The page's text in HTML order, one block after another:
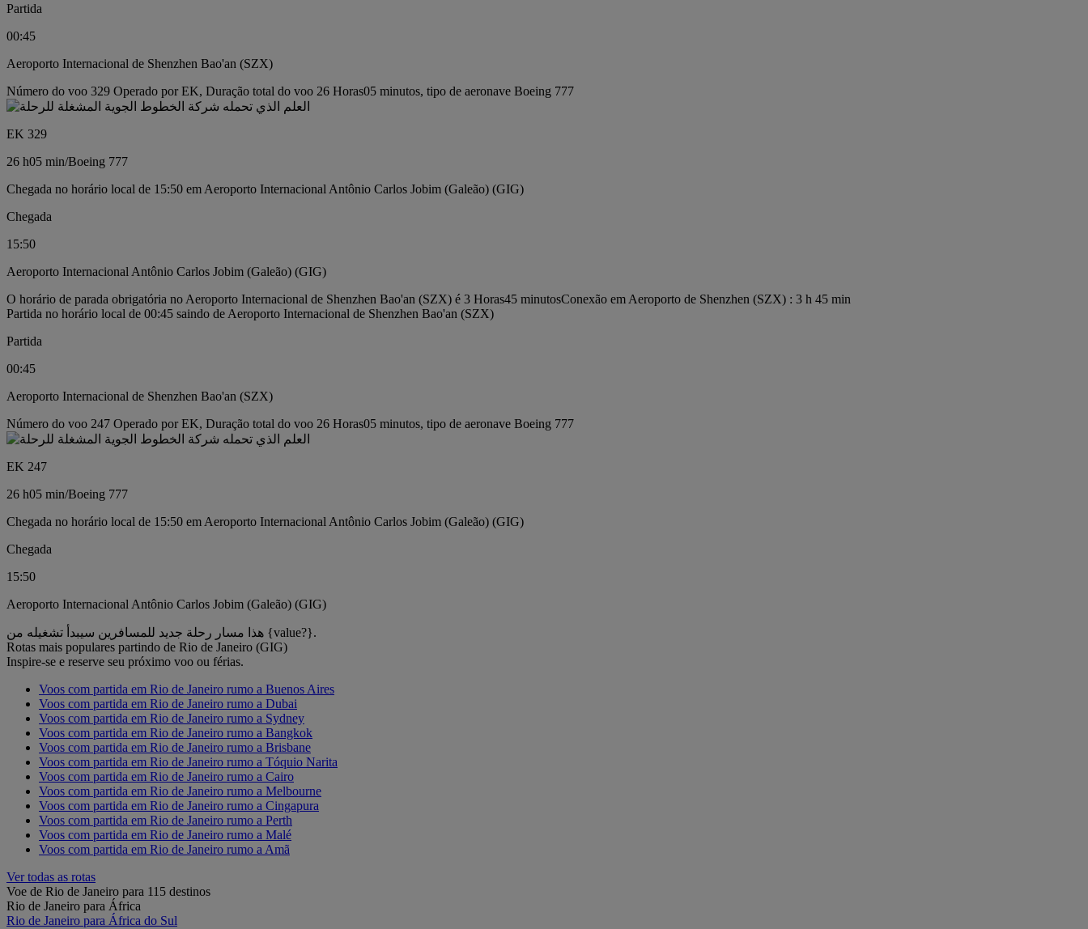
Partida
00:45
Aeroporto Internacional de Shenzhen Bao'an (SZX)
Número do voo 329 Operado por EK, Duração total do voo 26 Horas05 minutos, tipo de aeronave Boeing 777
EK 329
26 h05 min/Boeing 777
Chegada no horário local de 15:50 em Aeroporto Internacional Antônio Carlos Jobim (Galeão) (GIG)
Chegada
15:50
Aeroporto Internacional Antônio Carlos Jobim (Galeão) (GIG)
O horário de parada obrigatória no Aeroporto Internacional de Shenzhen Bao'an (SZX) é 3 Horas45 minutosConexão em Aeroporto de Shenzhen (SZX) : 3 h 45 min
Partida no horário local de 00:45 saindo de Aeroporto Internacional de Shenzhen Bao'an (SZX)
Partida
00:45
Aeroporto Internacional de Shenzhen Bao'an (SZX)
Número do voo 247 Operado por EK, Duração total do voo 26 Horas05 minutos, tipo de aeronave Boeing 777
EK 247
26 h05 min/Boeing 777
Chegada no horário local de 15:50 em Aeroporto Internacional Antônio Carlos Jobim (Galeão) (GIG)
Chegada
15:50
Aeroporto Internacional Antônio Carlos Jobim (Galeão) (GIG)
هذا مسار رحلة جديد للمسافرين سيبدأ تشغيله من {value?}.
Rotas mais populares partindo de Rio de Janeiro (GIG)
Inspire-se e reserve seu próximo voo ou férias.
Voos com partida em Rio de Janeiro rumo a Buenos Aires
Voos com partida em Rio de Janeiro rumo a Dubai
Voos com partida em Rio de Janeiro rumo a Sydney
Voos com partida em Rio de Janeiro rumo a Bangkok
Voos com partida em Rio de Janeiro rumo a Brisbane
Voos com partida em Rio de Janeiro rumo a Tóquio Narita
Voos com partida em Rio de Janeiro rumo a Cairo
Voos com partida em Rio de Janeiro rumo a Melbourne
Voos com partida em Rio de Janeiro rumo a Cingapura
Voos com partida em Rio de Janeiro rumo a Perth
Voos com partida em Rio de Janeiro rumo a Malé
Voos com partida em Rio de Janeiro rumo a Amã
Ver todas as rotas
Voe de Rio de Janeiro para 115 destinos
Rio de Janeiro para África
Rio de Janeiro para África do Sul